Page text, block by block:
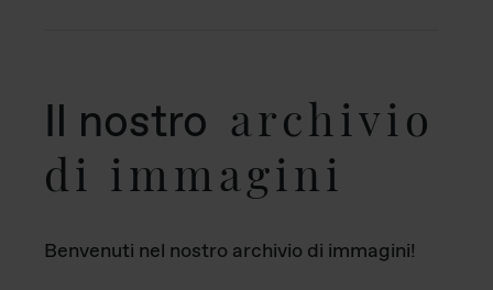
Il nostro archivio
di immagini
Benvenuti nel nostro archivio di immagini!